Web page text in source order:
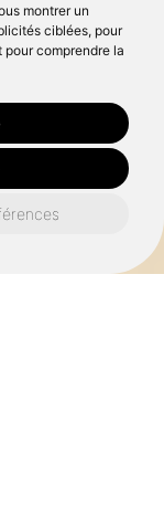
montrer un
ciblées, pour
comprendre la